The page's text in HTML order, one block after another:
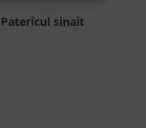
Patericul sinait